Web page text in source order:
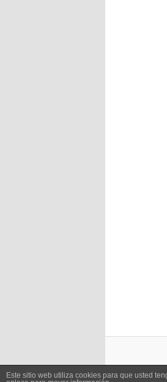
Este sitio web utiliza cookies para que usted